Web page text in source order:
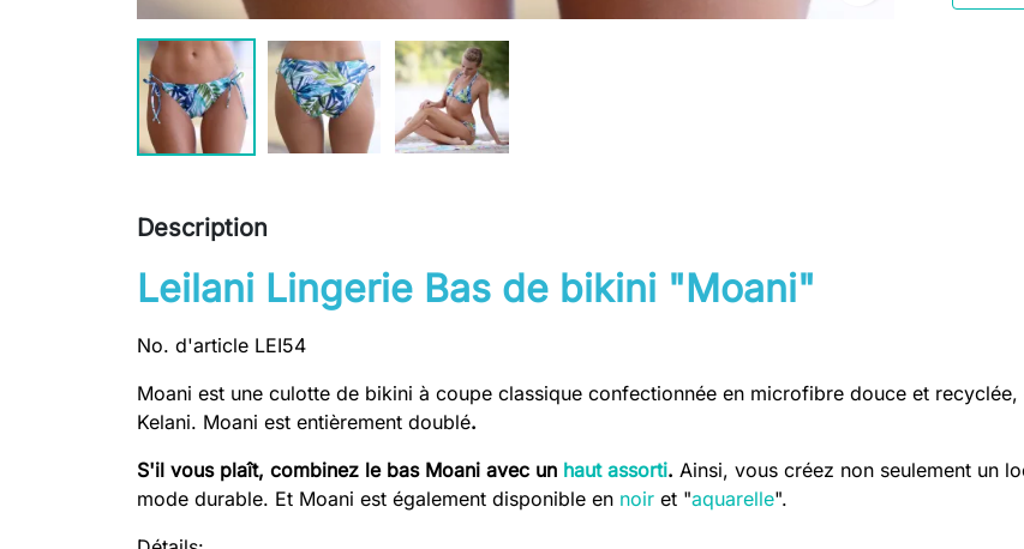
Description
Leilani Lingerie Bas de bikini "Moani"
No. d'article LEI54
Moani est une culotte de bikini à coupe classique confectionnée en microfibre douce et
Kelani. Moani est entièrement doublé.
S'il vous plaît, combinez le bas Moani avec un haut assorti. Ainsi, vous créez non seulement un
mode durable. Et Moani est également disponible en noir et "aquarelle".